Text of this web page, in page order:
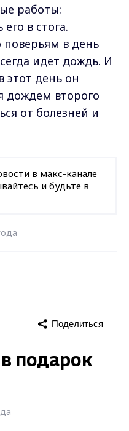
работы:
в стога.
в день
идет дождь. И
этот день он
дождем второго
от болезней и
в макс-канале
и будьте в
Поделиться
подарок